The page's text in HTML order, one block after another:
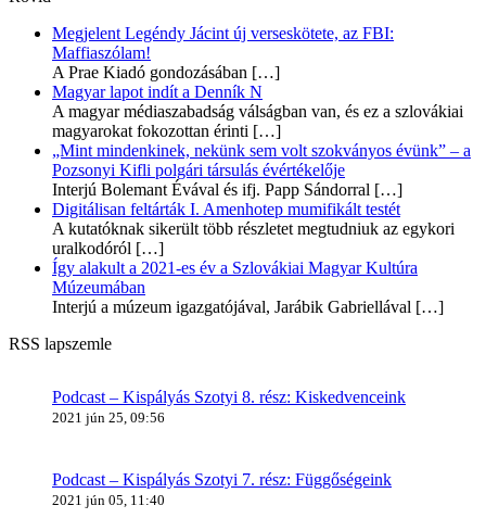
Megjelent Legéndy Jácint új verseskötete, az FBI:
Maffiaszólam!
A Prae Kiadó gondozásában […]
Magyar lapot indít a Denník N
A magyar médiaszabadság válságban van, és ez a szlovákiai
magyarokat fokozottan érinti […]
„Mint mindenkinek, nekünk sem volt szokványos évünk” – a
Pozsonyi Kifli polgári társulás évértékelője
Interjú Bolemant Évával és ifj. Papp Sándorral […]
Digitálisan feltárták I. Amenhotep mumifikált testét
A kutatóknak sikerült több részletet megtudniuk az egykori
uralkodóról […]
Így alakult a 2021-es év a Szlovákiai Magyar Kultúra
Múzeumában
Interjú a múzeum igazgatójával, Jarábik Gabriellával […]
RSS lapszemle
Podcast – Kispályás Szotyi 8. rész: Kiskedvenceink
2021 jún 25, 09:56
Podcast – Kispályás Szotyi 7. rész: Függőségeink
2021 jún 05, 11:40